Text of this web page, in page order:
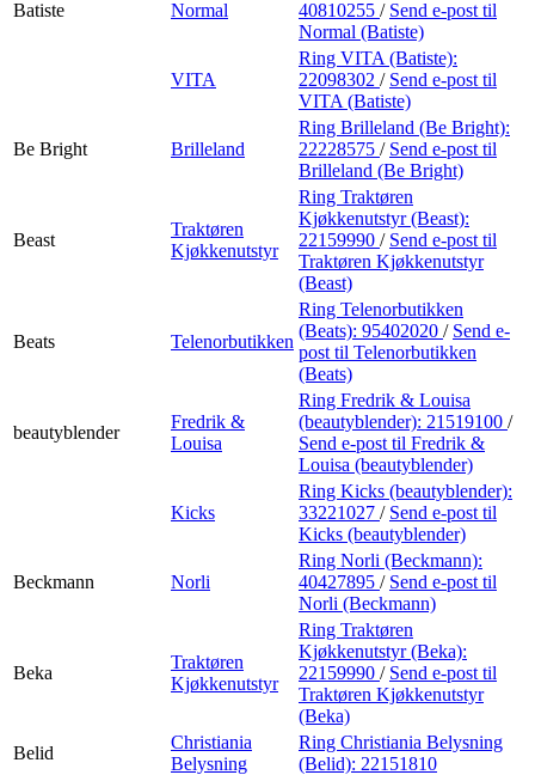
Batiste Normal
40810255 / Send e-post til
Normal (Batiste)
VITA
Ring VITA (Batiste):
22098302 / Send e-post til
VITA (Batiste)
Be Bright Brilleland
Ring Brilleland (Be Bright):
22228575 / Send e-post til
Brilleland (Be Bright)
Beast
Traktøren
Kjøkkenutstyr
Ring Traktøren
Kjøkkenutstyr (Beast):
22159990 / Send e-post til
Traktøren Kjøkkenutstyr
(Beast)
Beats Telenorbutikken
Ring Telenorbutikken
(Beats): 95402020 / Send e-
post til Telenorbutikken
(Beats)
beautyblender
Fredrik &
Louisa
Ring Fredrik & Louisa
(beautyblender): 21519100 /
Send e-post til Fredrik &
Louisa (beautyblender)
Kicks
Ring Kicks (beautyblender):
33221027 / Send e-post til
Kicks (beautyblender)
Beckmann Norli
Ring Norli (Beckmann):
40427895 / Send e-post til
Norli (Beckmann)
Beka
Traktøren
Kjøkkenutstyr
Ring Traktøren
Kjøkkenutstyr (Beka):
22159990 / Send e-post til
Traktøren Kjøkkenutstyr
(Beka)
Belid
Christiania
Belysning
Ring Christiania Belysning
(Belid): 22151810